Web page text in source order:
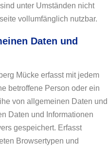
unter Umständen nicht
vollumfänglich nutzbar.
Daten und
Mücke erfasst mit jedem
betroffene Person oder ein
von allgemeinen Daten und
Daten und Informationen
gespeichert. Erfasst
Browsertypen und